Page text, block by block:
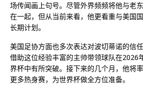
场传闻画上句号。尽管外界频频将他与老
在一起，但从当前来看，他更看重与美国
长期计划。
美国足协方面也多次表达对波切蒂诺的信
借助这位经验丰富的主帅带领球队在2026
界杯中有所突破。接下来的几个月，他将
更多热身赛，为世界杯做全方位准备。